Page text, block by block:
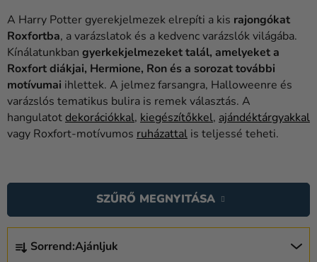
Party
Dekoráció
és
kiegészítők
Jelmezek
Ruházat
Újdonság
Ajándékok
Ünnepek
A Harry Potter gyerekjelmezek elrepíti a kis rajongókat
Roxfortba, a varázslatok és a kedvenc varázslók világába.
Kínálatunkban gyerkekjelmezeket talál, amelyeket a
Roxfort diákjai, Hermione, Ron és a sorozat további
motívumai ihlettek. A jelmez farsangra, Halloweenre és
varázslós tematikus bulira is remek választás. A
hangulatotdekorációkkal, kiegészítőkkel, ajándéktárgyakkal
vagy Roxfort-motívumos ruházattal is teljessé teheti.
E
Sorrend:Ajánljuk
SZŰRŐ MEGNYITÁSA
E
R
M
É